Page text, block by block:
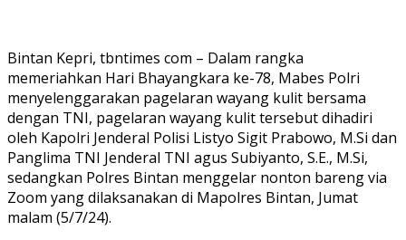
Bintan Kepri, tbntimes com – Dalam rangka
memeriahkan Hari Bhayangkara ke-78, Mabes Polri
menyelenggarakan pagelaran wayang kulit bersama
dengan TNI, pagelaran wayang kulit tersebut dihadiri
oleh Kapolri Jenderal Polisi Listyo Sigit Prabowo, M.Si dan
Panglima TNI Jenderal TNI agus Subiyanto, S.E., M.Si,
sedangkan Polres Bintan menggelar nonton bareng via
Zoom yang dilaksanakan di Mapolres Bintan, Jumat
malam (5/7/24).